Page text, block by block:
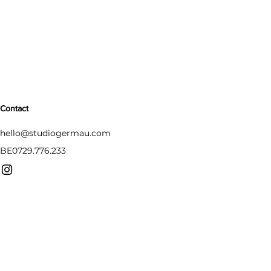
Contact
hello@studiogermau.com
BE0729.776.233